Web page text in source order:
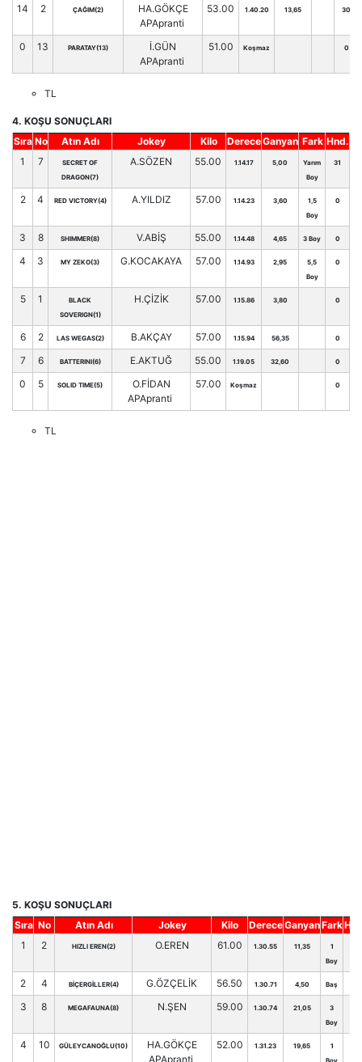
14 2 ÇAĞIM(2)
HA.GÖKÇE
APApranti
53.00 1.40.20 13,65 30
0 13 PARATAY(13)
İ.GÜN
APApranti
51.00 Koşmaz 0
TL
4. KOŞU SONUÇLARI
Sıra No Atın Adı Jokey Kilo DereceGanyan Fark Hnd.
1
7
SECRET OF
DRAGON(7)
A.SÖZEN 55.00 1.14.17 5,00
Yarım
Boy
31
2 4 RED VICTORY(4) A.YILDIZ 57.00 1.14.23 3,60
1,5
Boy
0
3 8 SHIMMER(8) V.ABİŞ 55.00 1.14.48 4,65 3 Boy 0
4 3 MY ZEKO(3) G.KOCAKAYA 57.00 1.14.93 2,95
5,5
Boy
0
5 1
BLACK
SOVERIGN(1)
H.ÇİZİK 57.00 1.15.86 3,80 0
6 2 LAS WEGAS(2) B.AKÇAY 57.00 1.15.94 56,35 0
7 6 BATTERINI(6) E.AKTUĞ 55.00 1.19.05 32,60 0
0 5 SOLID TIME(5)
O.FİDAN
APApranti
57.00 Koşmaz 0
TL
5. KOŞU SONUÇLARI
Sıra No Atın Adı Jokey Kilo DereceGanyanFark
1
2 HIZLI EREN(2) O.EREN 61.00 1.30.55 11,35
1
Boy
2 4 BİÇERGİLLER(4) G.ÖZÇELİK 56.50 1.30.71 4,50 Baş
3 8 MEGAFAUNA(8) N.ŞEN 59.00 1.30.74 21,05
3
Boy
4 10 GÜLEYCANOĞLU(10)
HA.GÖKÇE
APApranti
52.00 1.31.23 19,65
1
Boy